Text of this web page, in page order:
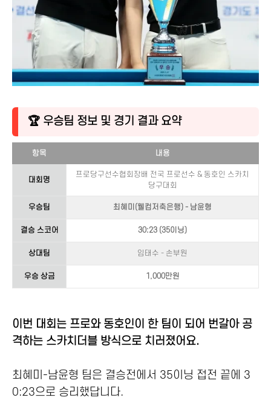
🏆 우승팀 정보 및 경기 결과 요약
항목 내용
대회명
프로당구선수협회장배 전국 프로선수 & 동호인 스카치
당구대회
우승팀 최혜미(웰컴저축은행) - 남윤형
결승 스코어 30:23 (35이닝)
상대팀 임태수 - 손부원
우승 상금 1,000만원
이번 대회는 프로와 동호인이 한 팀이 되어 번갈아 공
격하는 스카치더블 방식으로 치러졌어요.
최혜미-남윤형 팀은 결승전에서 35이닝 접전 끝에 3
0:23으로 승리했답니다.